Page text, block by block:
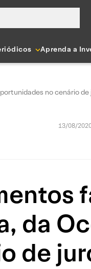
Aprenda a
no cenário de
13/08/
da
de